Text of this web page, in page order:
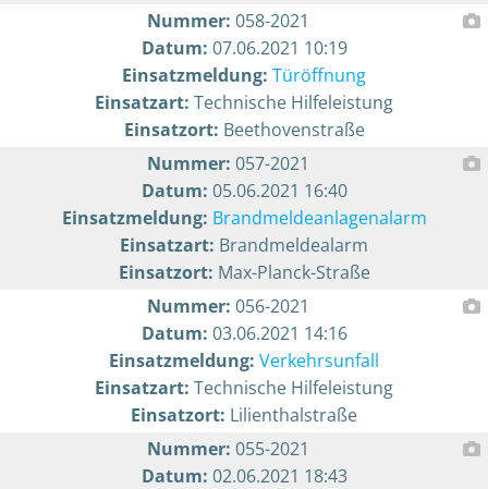
Nummer: 058-2021
Datum: 07.06.2021 10:19
Einsatzmeldung: Türöffnung
Einsatzart: Technische Hilfeleistung
Einsatzort: Beethovenstraße
Nummer: 057-2021
Datum: 05.06.2021 16:40
Einsatzmeldung: Brandmeldeanlagenalarm
Einsatzart: Brandmeldealarm
Einsatzort: Max-Planck-Straße
Nummer: 056-2021
Datum: 03.06.2021 14:16
Einsatzmeldung: Verkehrsunfall
Einsatzart: Technische Hilfeleistung
Einsatzort: Lilienthalstraße
Nummer: 055-2021
Datum: 02.06.2021 18:43